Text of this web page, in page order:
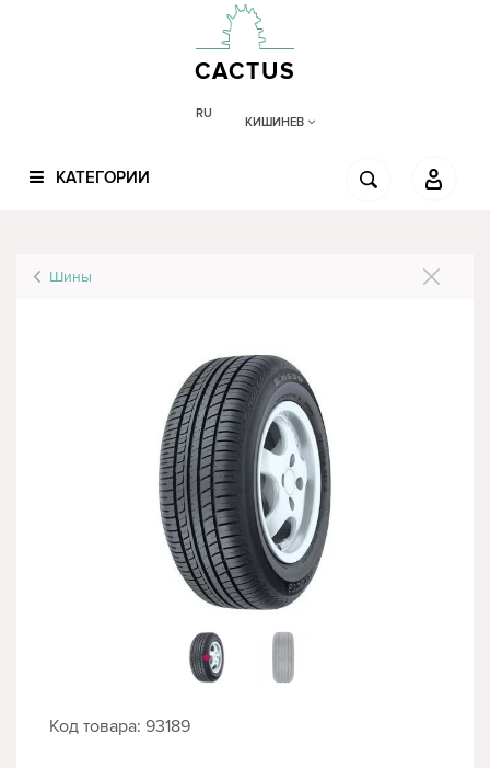
CACTUS
RU
КИШИНЕВ
КАТЕГОРИИ
Шины
Код товара: 93189